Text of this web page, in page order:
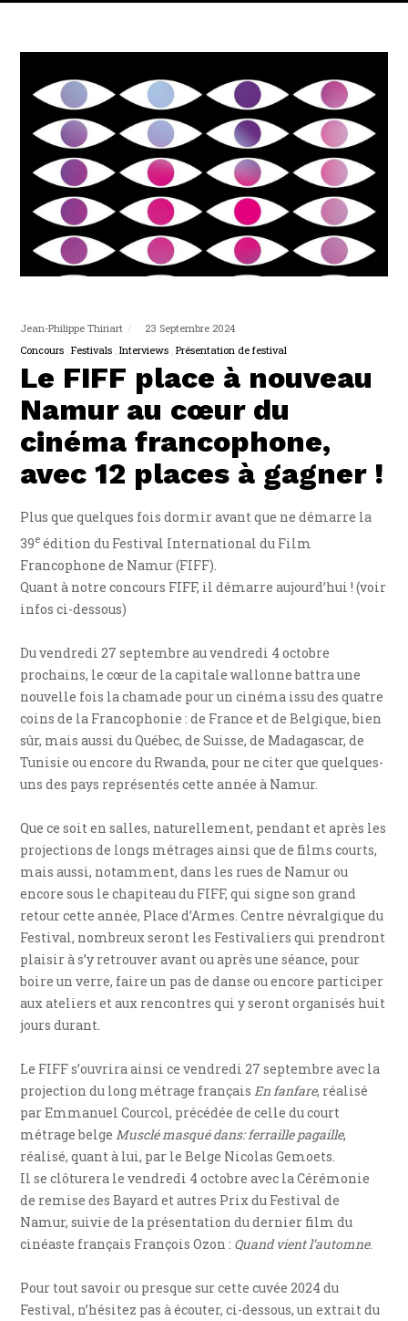
Jean-Philippe Thiriart
23 Septembre 2024
Concours Festivals Interviews Présentation de festival
Le FIFF place à nouveau
Namur au cœur du
cinéma francophone,
avec 12 places à gagner !
Plus que quelques fois dormir avant que ne démarre la
39e édition du Festival International du Film
Francophone de Namur (FIFF).
Quant à notre concours FIFF, il démarre aujourd’hui ! (voir
infos ci-dessous)
Du vendredi 27 septembre au vendredi 4 octobre
prochains, le cœur de la capitale wallonne battra une
nouvelle fois la chamade pour un cinéma issu des quatre
coins de la Francophonie : de France et de Belgique, bien
sûr, mais aussi du Québec, de Suisse, de Madagascar, de
Tunisie ou encore du Rwanda, pour ne citer que quelques-
uns des pays représentés cette année à Namur.
Que ce soit en salles, naturellement, pendant et après les
projections de longs métrages ainsi que de films courts,
mais aussi, notamment, dans les rues de Namur ou
encore sous le chapiteau du FIFF, qui signe son grand
retour cette année, Place d’Armes. Centre névralgique du
Festival, nombreux seront les Festivaliers qui prendront
plaisir à s’y retrouver avant ou après une séance, pour
boire un verre, faire un pas de danse ou encore participer
aux ateliers et aux rencontres qui y seront organisés huit
jours durant.
Le FIFF s’ouvrira ainsi ce vendredi 27 septembre avec la
projection du long métrage françaisEn fanfare, réalisé
par Emmanuel Courcol, précédée de celle du court
métrage belgeMusclé masqué dans: ferraille pagaille,
réalisé, quant à lui, par le Belge Nicolas Gemoets.
Il se clôturera le vendredi 4 octobre avec la Cérémonie
de remise des Bayard et autres Prix du Festival de
Namur, suivie de la présentation du dernier film du
cinéaste français François Ozon : Quand vient l’automne.
Pour tout savoir ou presque sur cette cuvée 2024 du
Festival, n’hésitez pas à écouter, ci-dessous, un extrait du